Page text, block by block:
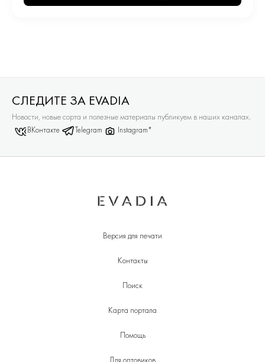
СЛЕДИТЕ ЗА EVADIA
Новости, новые сорта и полезные материалы публикуем в наших каналах.
ВКонтакте Telegram Instagram*
Версия для печати
Контакты
Поиск
Карта портала
Помощь